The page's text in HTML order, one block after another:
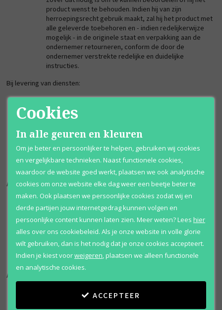
product wenst te behouden. Indien hij van zijn
herroepingsrecht gebruik maakt, zal hij het product met
alle geleverde toebehoren en - indien redelijkerwijze
mogelijk - in de originele staat en verpakking aan de
ondernemer retourneren, conform de door de
ondernemer verstrekte redelijke en duidelijke
instructies.
Bij levering van diensten:
Bij levering van diensten heeft de consument de mogelijkheid
de overeenkomst zonder opgave van redenen te ontbinden
gedurende ten minste veertien dagen, ingaande op de dag van
het aangaan van de overeenkomst.
Om gebruik te maken van zijn herroepingsrecht, zal de
consument zich richten naar de door de ondernemer bij het
aanbod en/of uiterlijk bij de levering ter zake verstrekte
redelijke en duidelijke instructies.
Artikel 7 - Kosten in geval van herroeping
Indien de consument gebruik maakt van zijn herroepingsrecht,
komen ten hoogste de kosten van terugzending voor zijn
rekening.
Indien de consument een bedrag betaald heeft, zal de
ondernemer dit bedrag zo spoedig mogelijk, doch uiterlijk
binnen 30 dagen na de terugzending of herroeping,
terugbetalen.
Artikel 8 - Uitsluiting herroepingsrecht
De ondernemer kan het herroepingsrecht van de consument
Cookies
In alle geuren en kleuren
Om je beter en persoonlijker te helpen, gebruiken wij cookies
en vergelijkbare technieken. Naast functionele cookies,
waardoor de website goed werkt, plaatsen we ook analytische
cookies om onze website elke dag weer een beetje beter te
maken. Ook plaatsen we persoonlijke cookies zodat wij en
derde partijen jouw internetgedrag kunnen volgen en
persoonlijke content kunnen laten zien. Meer weten?Lees hier
alles over ons cookiebeleid. Als je onze website in volle glorie
wilt gebruiken, dan is het nodig dat je onze cookies accepteert.
Indien je kiest voorweigeren plaatsen we alleen functionele
en analytische cookies.
ACCEPTEER